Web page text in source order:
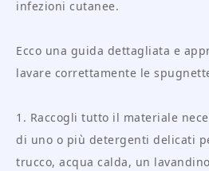
infezioni cutanee.
Ecco una guida dettagliata e
lavare correttamente le
1. Raccogli tutto il materiale
di uno o più detergenti delicati
trucco, acqua calda, un